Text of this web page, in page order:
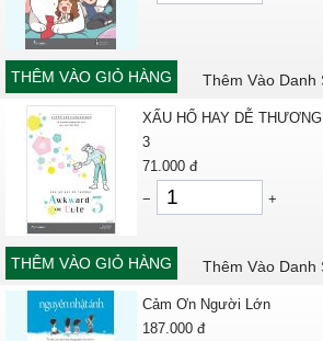
THÊM VÀO GIỎ HÀNG Thêm Vào Danh
XẤU HỔ HAY DỄ
3
71.000 đ
−
+
THÊM VÀO GIỎ HÀNG Thêm Vào Danh
Cảm Ơn Người Lớn
187.000 đ